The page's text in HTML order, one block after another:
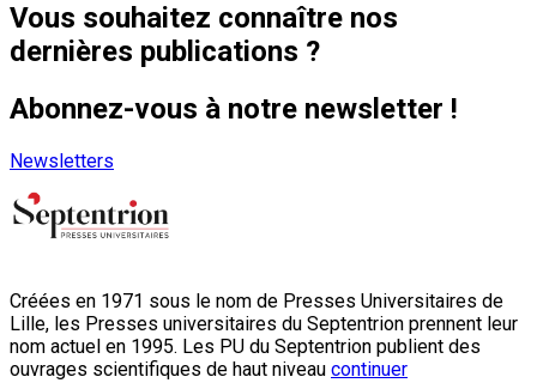
Vous souhaitez connaître nos
dernières publications ?
Abonnez-vous à notre newsletter !
Newsletters
Créées en 1971 sous le nom de Presses Universitaires de
Lille, les Presses universitaires du Septentrion prennent leur
nom actuel en 1995. Les PU du Septentrion publient des
ouvrages scientifiques de haut niveau continuer